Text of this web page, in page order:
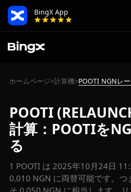
BingX App
ホームページ>計算機>POOTI NGNレー
POOTI
計算：POOTIを
る
1 POOTI は 2025年10月24日
0.010 NGN に両替可能です。つ